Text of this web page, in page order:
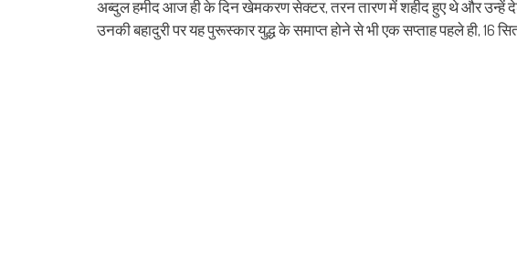
in
new
window)
in
new
window)
in
new
window)
in
new
window)
in
new
window)
in
new
window)
window)
in
new
window)
in
new
window)
in
new
window)
friend
(Opens
in
new
अब्दुल हमीद आज ही के दिन खेमकरण सेक्टर, तरन तारण में शहीद हुए थे और उन्हें
उनकी बहादुरी पर यह पुरूस्कार युद्ध के समाप्त होने से भी एक सप्ताह पहले ही, 16